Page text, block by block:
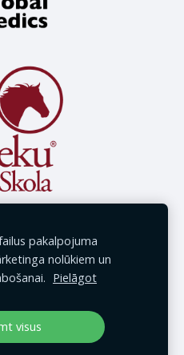
pakalpojuma
nolūkiem un
Pielāgot
visus